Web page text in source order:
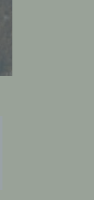
ist die
mit dem Ziel, ihre
Daten, die
verwendet
Aspekte,
Person beziehen,